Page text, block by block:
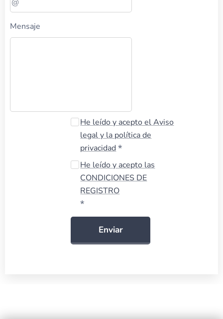
Mensaje
He leído y acepto el Aviso
legal y la política de
privacidad
He leído y acepto las
CONDICIONES DE
REGISTRO
Enviar